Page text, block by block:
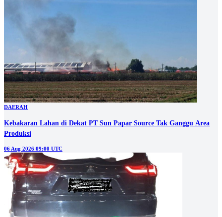
DAERAH
Kebakaran Lahan di Dekat PT Sun Papar Source Tak Ganggu Area
Produksi
06 Aug 2026 09:00 UTC